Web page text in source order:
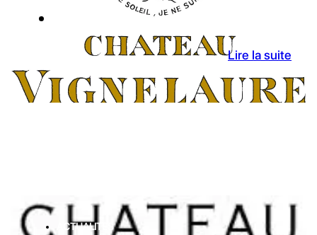
31 Juil 2026
Lire la suite
ACTUALITES